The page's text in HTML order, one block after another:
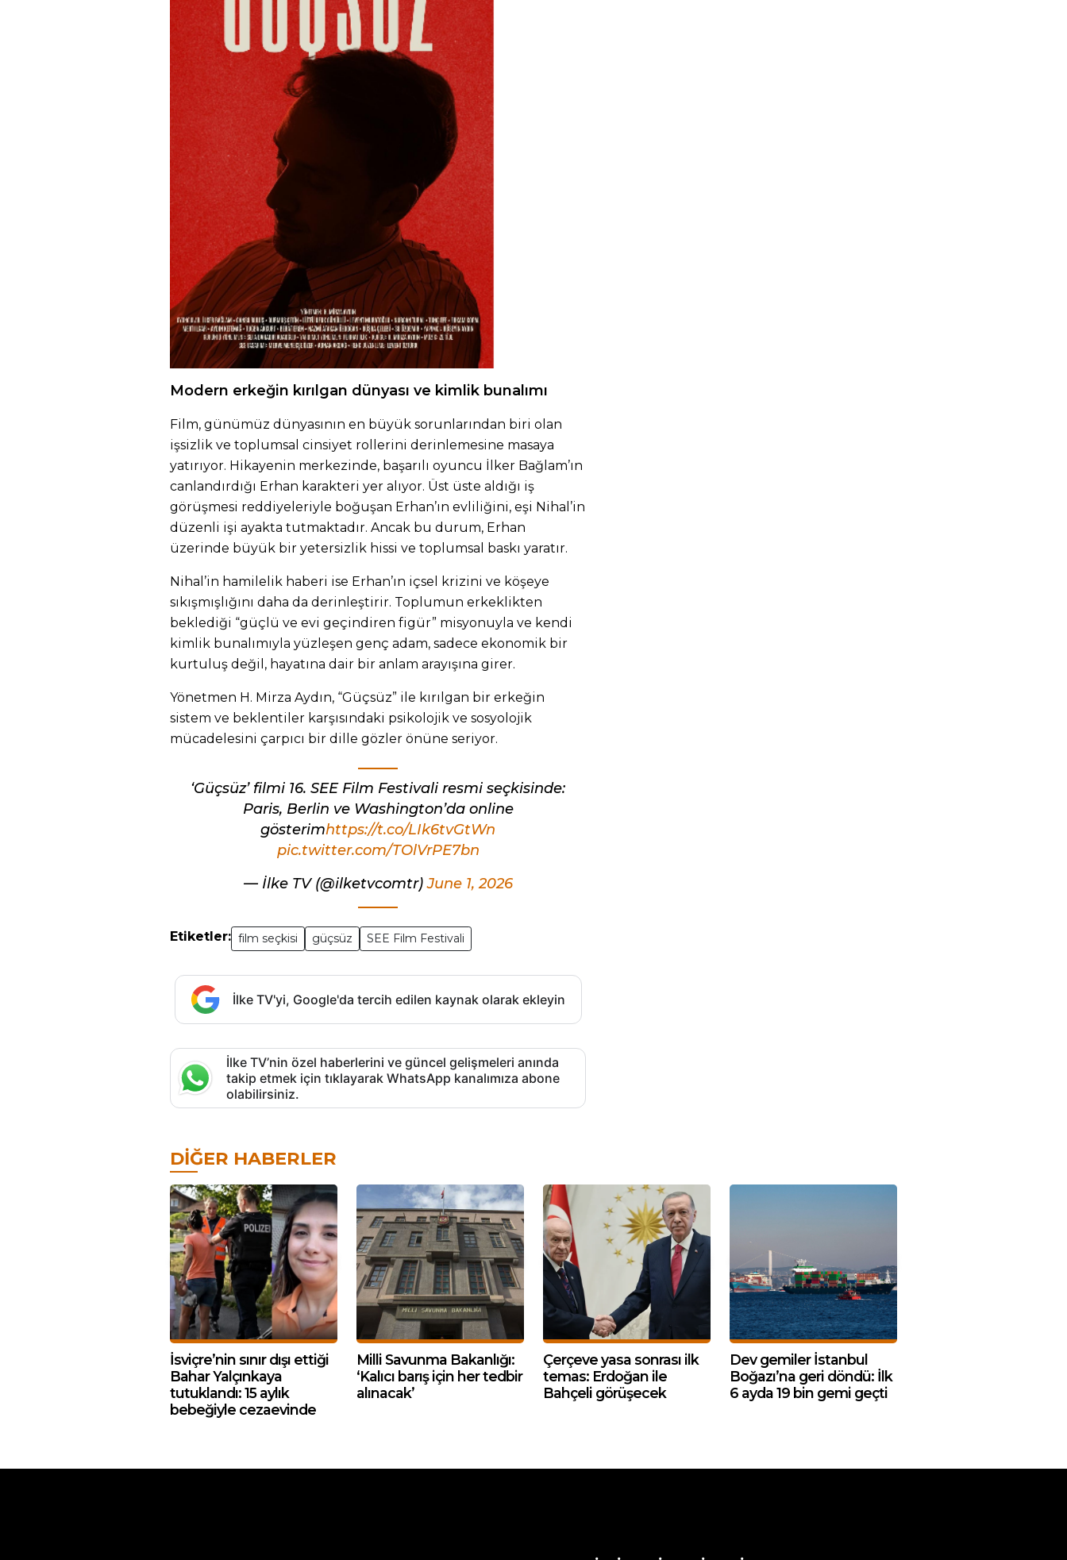
Modern erkeğin kırılgan dünyası ve kimlik bunalımı
Film, günümüz dünyasının en büyük sorunlarından biri olan
işsizlik ve toplumsal cinsiyet rollerini derinlemesine masaya
yatırıyor. Hikayenin merkezinde, başarılı oyuncu İlker Bağlam’ın
canlandırdığı Erhan karakteri yer alıyor. Üst üste aldığı iş
görüşmesi reddiyeleriyle boğuşan Erhan’ın evliliğini, eşi Nihal’in
düzenli işi ayakta tutmaktadır. Ancak bu durum, Erhan
üzerinde büyük bir yetersizlik hissi ve toplumsal baskı yaratır.
Nihal’in hamilelik haberi ise Erhan’ın içsel krizini ve köşeye
sıkışmışlığını daha da derinleştirir. Toplumun erkeklikten
beklediği “güçlü ve evi geçindiren figür” misyonuyla ve kendi
kimlik bunalımıyla yüzleşen genç adam, sadece ekonomik bir
kurtuluş değil, hayatına dair bir anlam arayışına girer.
Yönetmen H. Mirza Aydın, “Güçsüz” ile kırılgan bir erkeğin
sistem ve beklentiler karşısındaki psikolojik ve sosyolojik
mücadelesini çarpıcı bir dille gözler önüne seriyor.
‘Güçsüz’ filmi 16. SEE Film Festivali resmi seçkisinde:
Paris, Berlin ve Washington’da online
gösterimhttps://t.co/LIk6tvGtWn
pic.twitter.com/TOlVrPE7bn
— İlke TV (@ilketvcomtr)June 1, 2026
Etiketler: film seçkisi güçsüz SEE Film Festivali
İlke TV'yi, Google'da tercih edilen kaynak olarak ekleyin
İlke TV’nin özel haberlerini ve güncel gelişmeleri anında
takip etmek için tıklayarak WhatsApp kanalımıza abone
olabilirsiniz.
DIĞER HABERLER
İsviçre’nin sınır dışı ettiği
Bahar Yalçınkaya
tutuklandı: 15 aylık
bebeğiyle cezaevinde
Milli Savunma Bakanlığı:
‘Kalıcı barış için her tedbir
alınacak’
Çerçeve yasa sonrası ilk
temas: Erdoğan ile
Bahçeli görüşecek
Dev gemiler İstanbul
Boğazı’na geri döndü: İlk
6 ayda 19 bin gemi geçti